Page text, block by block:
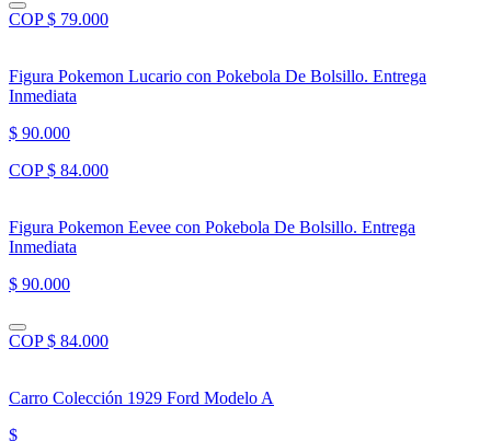
COP $ 79.000
Figura Pokemon Lucario con Pokebola De Bolsillo. Entrega
Inmediata
$ 90.000
COP $ 84.000
Figura Pokemon Eevee con Pokebola De Bolsillo. Entrega
Inmediata
$ 90.000
COP $ 84.000
Carro Colección 1929 Ford Modelo A
$